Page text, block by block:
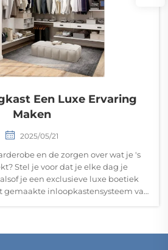
Een Luxe Ervaring
Maken
2025/05/21
en de zorgen over wat je 's
Stel je voor dat je elke dag je
je een exclusieve luxe boetiek
gemaakte inloopkastensysteem van